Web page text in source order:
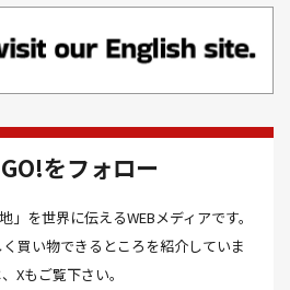
お茶(1） お雑煮(1）
お魚捌き教室(1） かき氷(3）
ツオ 食べ方(1）
ツカレー(2） カニ(7）
(1） かまぼこ(1）
チョ(1） カレー(5）
をフォロー
」を世界に伝えるWEBメディアです。
買い物できるところを紹介していま
Xもご覧下さい。